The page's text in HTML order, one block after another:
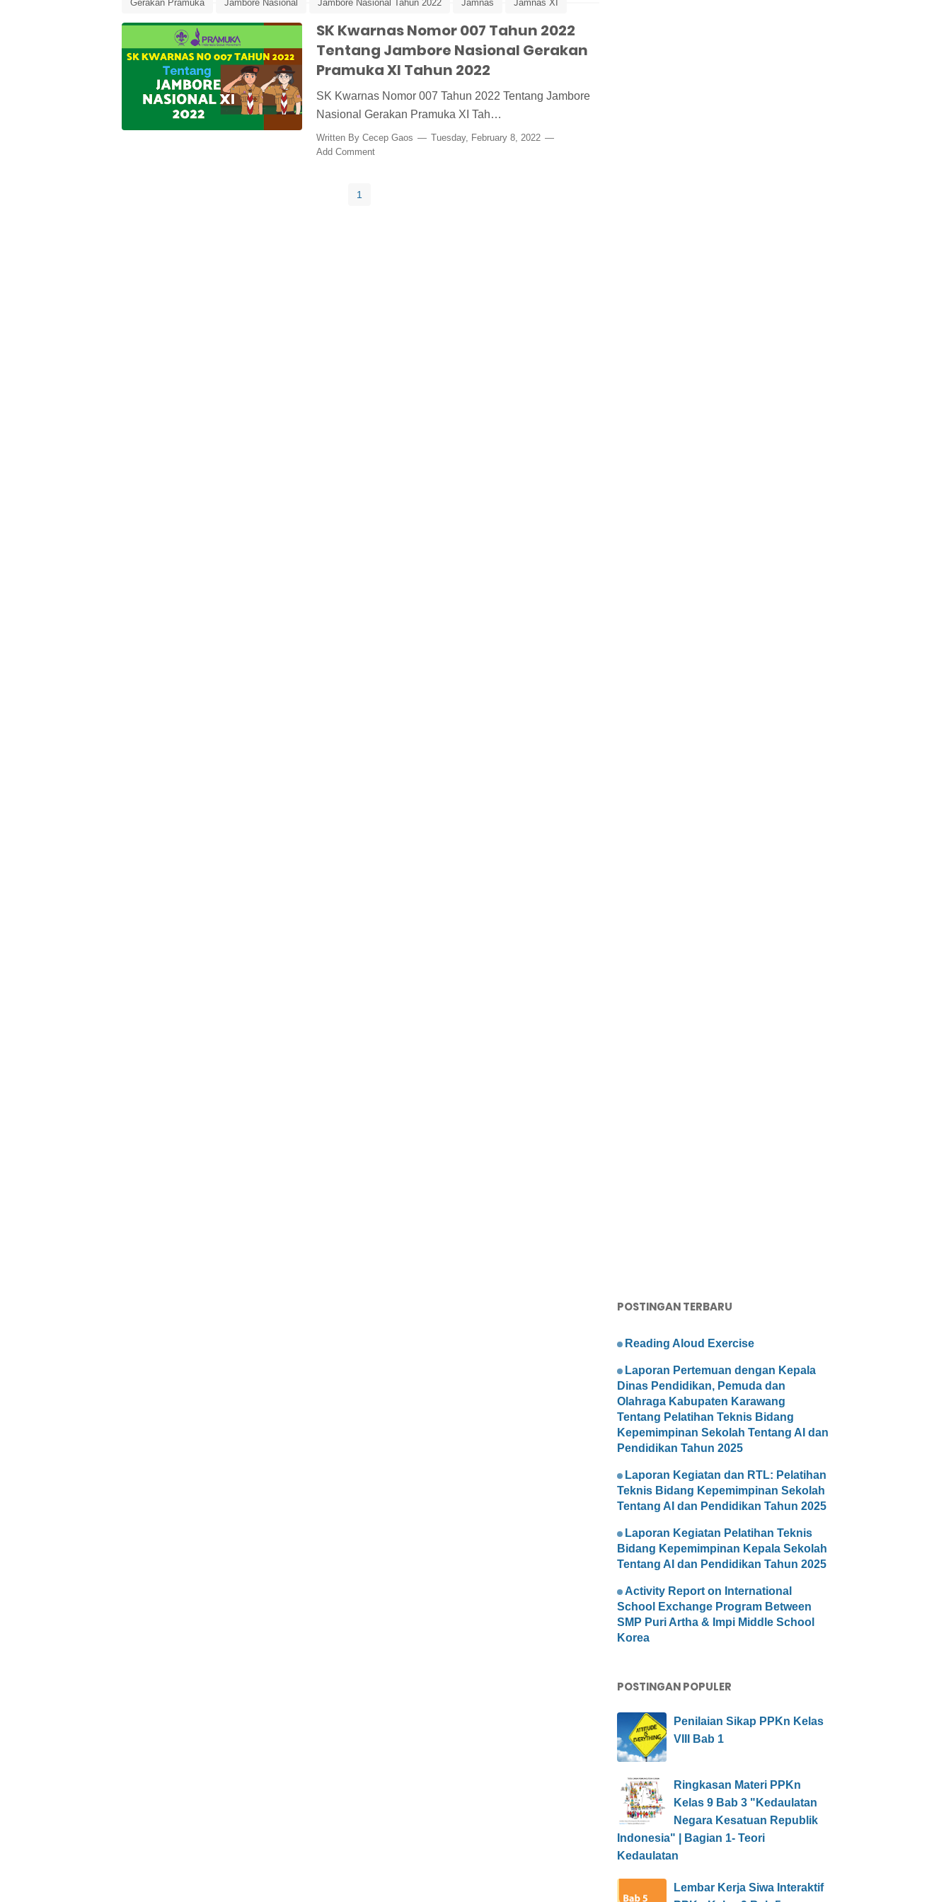
Gerakan Pramuka Jambore Nasional Jambore Nasional Tahun 2022 Jamnas Jamnas XI
Pramuka SK Kwarnas Nomor 007 Tahun 2022SK Kwarnas Nomor 007 Tahun 2022
Tentang Jambore Nasional Gerakan
Pramuka XI Tahun 2022
SK Kwarnas Nomor 007 Tahun 2022 Tentang Jambore
Nasional Gerakan Pramuka XI Tah…
Written By Cecep Gaos
Tuesday, February 8, 2022
Add Comment
1
POSTINGAN TERBARU
Reading Aloud Exercise
Laporan Pertemuan dengan Kepala
Dinas Pendidikan, Pemuda dan
Olahraga Kabupaten Karawang
Tentang Pelatihan Teknis Bidang
Kepemimpinan Sekolah Tentang AI dan
Pendidikan Tahun 2025
Laporan Kegiatan dan RTL: Pelatihan
Teknis Bidang Kepemimpinan Sekolah
Tentang AI dan Pendidikan Tahun 2025
Laporan Kegiatan Pelatihan Teknis
Bidang Kepemimpinan Kepala Sekolah
Tentang AI dan Pendidikan Tahun 2025
Activity Report on International
School Exchange Program Between
SMP Puri Artha & Impi Middle School
Korea
POSTINGAN POPULER
Penilaian Sikap PPKn Kelas
VIII Bab 1
Ringkasan Materi PPKn
Kelas 9 Bab 3 "Kedaulatan
Negara Kesatuan Republik
Indonesia" | Bagian 1- Teori
Kedaulatan
Lembar Kerja Siwa Interaktif